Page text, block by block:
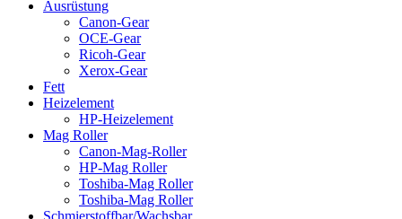
Ausrüstung
Canon-Gear
OCE-Gear
Ricoh-Gear
Xerox-Gear
Fett
Heizelement
HP-Heizelement
Mag Roller
Canon-Mag-Roller
HP-Mag Roller
Toshiba-Mag Roller
Toshiba-Mag Roller
Schmierstoffbar/Wachsbar